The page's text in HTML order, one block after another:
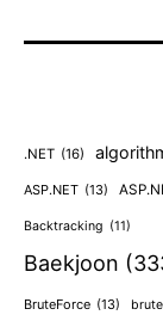
.NET (16)
ASP.NET (13)
Backtracking (11)
Baekjoon
BruteForce (13)